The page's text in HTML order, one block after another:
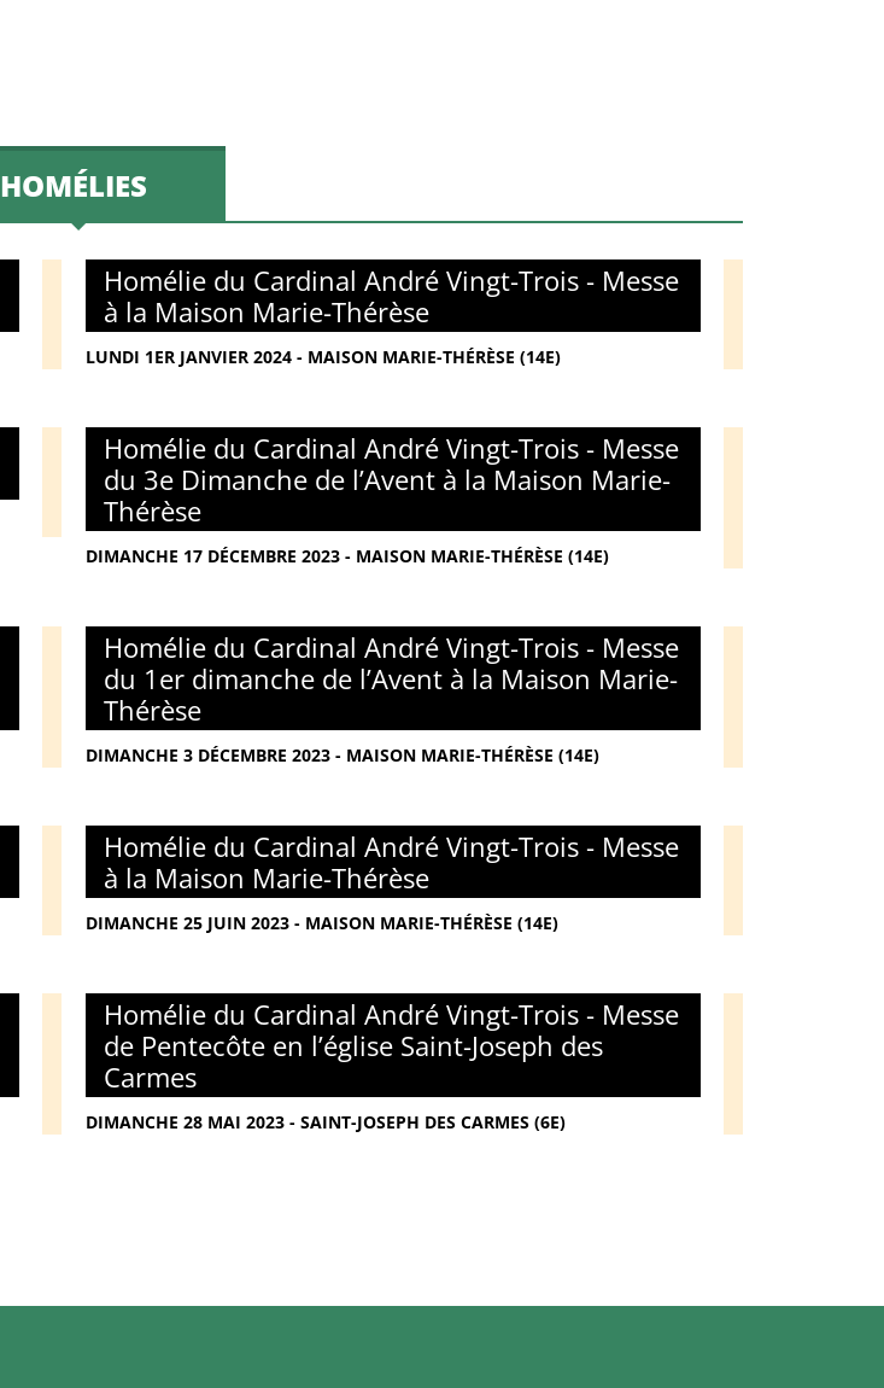
HOMÉLIES
Homélie du Cardinal André Vingt-Trois - Messe
à la Maison Marie-Thérèse
LUNDI 1ER JANVIER 2024 - MAISON MARIE-THÉRÈSE (14E)
Homélie du Cardinal André Vingt-Trois - Messe
du 3e Dimanche de l’Avent à la Maison Marie-
Thérèse
DIMANCHE 17 DÉCEMBRE 2023 - MAISON MARIE-THÉRÈSE (14E)
Homélie du Cardinal André Vingt-Trois - Messe
du 1er dimanche de l’Avent à la Maison Marie-
Thérèse
DIMANCHE 3 DÉCEMBRE 2023 - MAISON MARIE-THÉRÈSE (14E)
Homélie du Cardinal André Vingt-Trois - Messe
à la Maison Marie-Thérèse
DIMANCHE 25 JUIN 2023 - MAISON MARIE-THÉRÈSE (14E)
Homélie du Cardinal André Vingt-Trois - Messe
de Pentecôte en l’église Saint-Joseph des
Carmes
DIMANCHE 28 MAI 2023 - SAINT-JOSEPH DES CARMES (6E)